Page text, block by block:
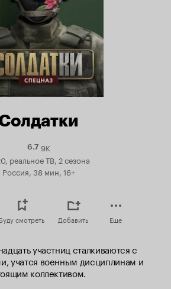
6.7Рейтинг
Кинопоиска
9K
реальное ТВ, 2 сезона
Россия, 38 мин, 16+
Буду смотреть Добавить Еще
участниц сталкиваются с
учатся военным дисциплинам и
коллективом.